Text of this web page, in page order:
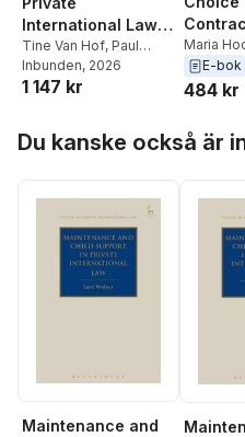
International Law
and Children's
Rights Law
Tine Van Hof, Paul
Beaumont
Inbunden, 2026
1 147 kr
Maria
E-bok
484 kr
Du kanske också är
Maintenance and